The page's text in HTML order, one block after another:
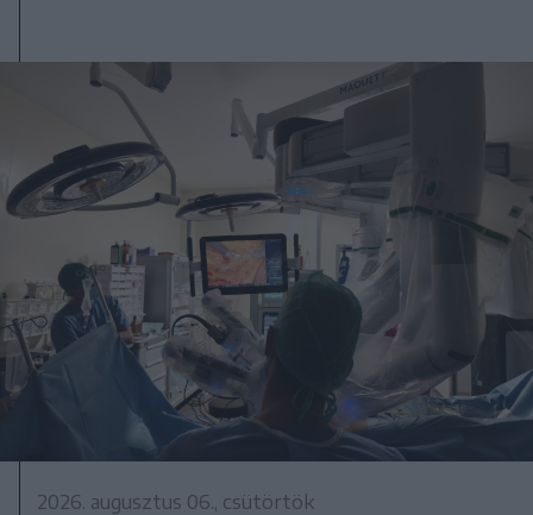
2026. augusztus 06., csütörtök